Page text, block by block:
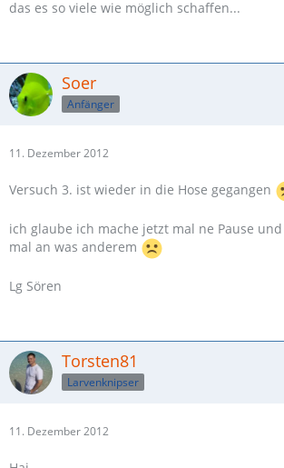
das es so viele wie möglich schaffen...
Soer
Anfänger
11. Dezember 2012
Versuch 3. ist wieder in die Hose gegangen
ich glaube ich mache jetzt mal ne Pause
mal an was anderem
Lg Sören
Torsten81
Larvenknipser
11. Dezember 2012